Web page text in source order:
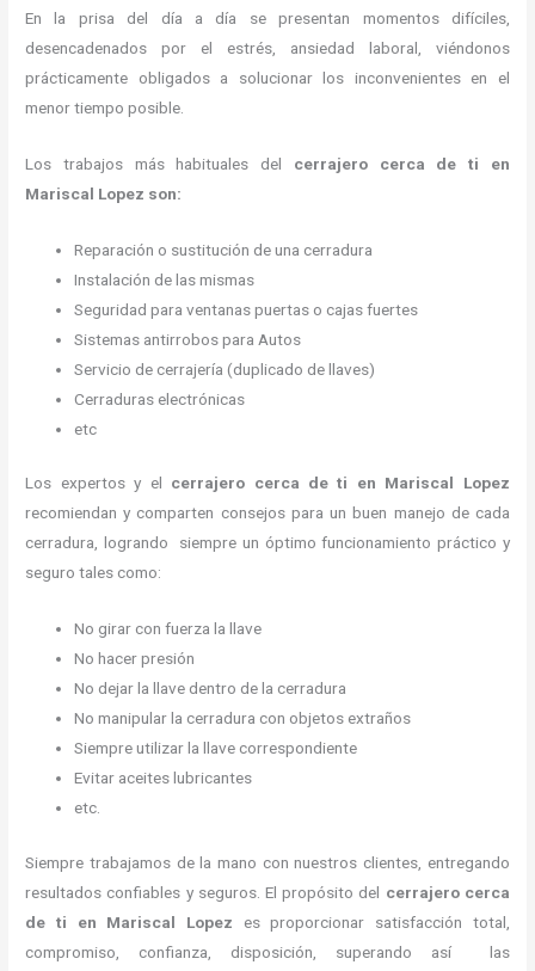
En la prisa del día a día se presentan momentos difíciles,
desencadenados por el estrés, ansiedad laboral, viéndonos
prácticamente obligados a solucionar los inconvenientes en el
menor tiempo posible.
Los trabajos más habituales del cerrajero cerca de ti en
Mariscal Lopez son:
Reparación o sustitución de una cerradura
Instalación de las mismas
Seguridad para ventanas puertas o cajas fuertes
Sistemas antirrobos para Autos
Servicio de cerrajería (duplicado de llaves)
Cerraduras electrónicas
etc
Los expertos y el cerrajero cerca de ti en Mariscal Lopez
recomiendan y comparten consejos para un buen manejo de cada
cerradura, logrando siempre un óptimo funcionamiento práctico y
seguro tales como:
No girar con fuerza la llave
No hacer presión
No dejar la llave dentro de la cerradura
No manipular la cerradura con objetos extraños
Siempre utilizar la llave correspondiente
Evitar aceites lubricantes
etc.
Siempre trabajamos de la mano con nuestros clientes, entregando
resultados confiables y seguros. El propósito del cerrajero cerca
de ti en Mariscal Lopez es proporcionar satisfacción total,
compromiso, confianza, disposición, superando así las